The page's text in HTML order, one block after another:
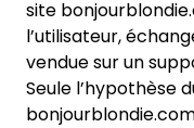
site
l’utilisateur,
vendue sur un
Seule l’hypothèse